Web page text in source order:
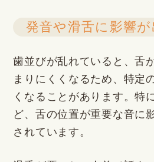
発音や滑舌に影響が
歯並びが乱れていると、舌
まりにくくなるため、特定
くなることがあります。特
ど、舌の位置が重要な音に
されています。